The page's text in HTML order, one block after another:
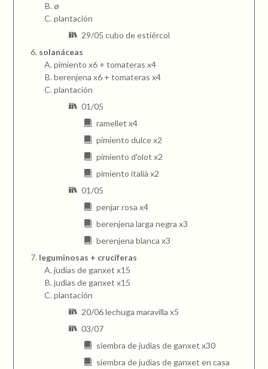
ø
plantación
29/05 cubo de estiércol
solanáceas
pimiento x6 + tomateras x4
berenjena x6 + tomateras x4
plantación
01/05
ramellet x4
pimiento dulce x2
pimiento d'olot x2
pimiento italià x2
01/05
penjar rosa x4
berenjena larga negra x3
berenjena blanca x3
leguminosas + crucíferas
judías de ganxet x15
judías de ganxet x15
plantación
20/06 lechuga maravilla x5
03/07
siembra de judías de ganxet x30
siembra de judías de ganxet en casa